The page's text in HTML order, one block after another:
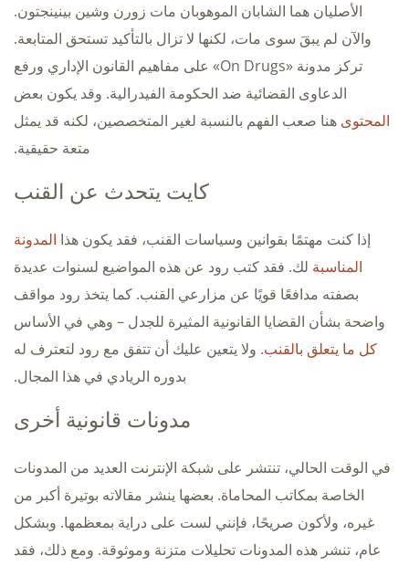
الأصليان هما الشابان الموهوبان مات زورن وشين بينينجتون.
والآن لم يبقَ سوى مات، لكنها لا تزال بالتأكيد تستحق المتابعة.
تركز مدونة «On Drugs» على مفاهيم القانون الإداري ورفع
الدعاوى القضائية ضد الحكومة الفيدرالية. وقد يكون بعض
المحتوى هنا صعب الفهم بالنسبة لغير المتخصصين، لكنه قد يمثل
متعة حقيقية.
كايت يتحدث عن القنب
إذا كنت مهتمًا بقوانين وسياسات القنب، فقد يكون هذا المدونة
المناسبة لك. فقد كتب رود عن هذه المواضيع لسنوات عديدة
بصفته مدافعًا قويًا عن مزارعي القنب. كما يتخذ رود مواقف
واضحة بشأن القضايا القانونية المثيرة للجدل – وهي في الأساس
كل ما يتعلق بالقنب. ولا يتعين عليك أن تتفق مع رود لتعترف له
بدوره الريادي في هذا المجال.
مدونات قانونية أخرى
في الوقت الحالي، تنتشر على شبكة الإنترنت العديد من المدونات
الخاصة بمكاتب المحاماة. بعضها ينشر مقالاته بوتيرة أكبر من
غيره، ولأكون صريحًا، فإنني لست على دراية بمعظمها. وبشكل
عام، تنشر هذه المدونات تحليلات متزنة وموثوقة. ومع ذلك، فقد